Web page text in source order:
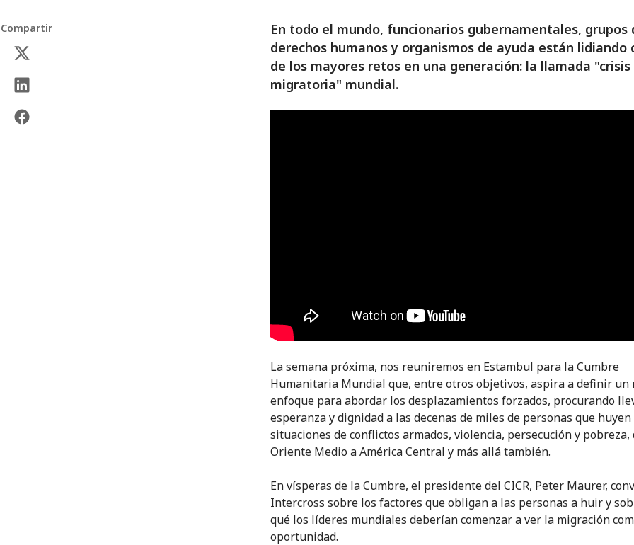
Compartir
En todo el mundo, funcionarios gubernamentales, grupos
derechos humanos y organismos de ayuda están lidiando
de los mayores retos en una generación: la llamada "crisis
migratoria" mundial.
La semana próxima, nos reuniremos en Estambul para la Cumbre
Humanitaria Mundial que, entre otros objetivos, aspira a definir un
enfoque para abordar los desplazamientos forzados, procurando
esperanza y dignidad a las decenas de miles de personas que huyen
situaciones de conflictos armados, violencia, persecución y pobreza,
Oriente Medio a América Central y más allá también.
En vísperas de la Cumbre, el presidente del CICR, Peter Maurer,
Intercross sobre los factores que obligan a las personas a huir y
qué los líderes mundiales deberían comenzar a ver la migración
oportunidad.